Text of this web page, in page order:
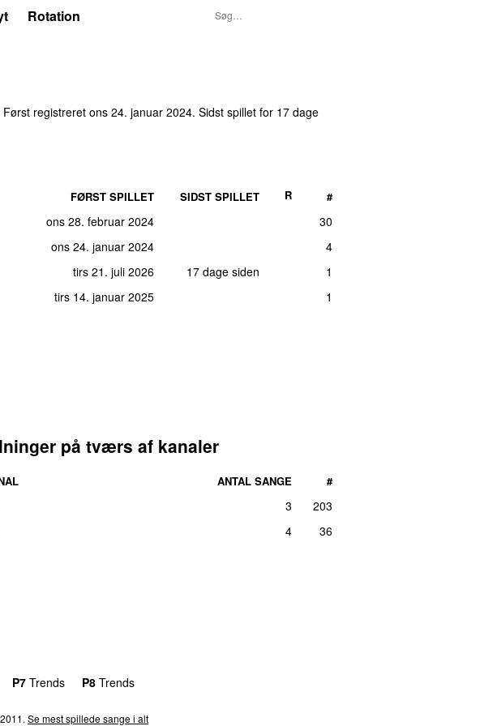
Rotation
registreret ons 24. januar 2024. Sidst spillet for 17 dage
FØRST SPILLET SIDST SPILLET R #
ons 28. februar 2024
30
ons 24. januar 2024
4
tirs 21. juli 2026 17 dage siden
1
tirs 14. januar 2025 1
på tværs af kanaler
ANTAL SANGE #
3
203
4 36
P7 Trends P8 Trends
Se mest spillede sange i alt